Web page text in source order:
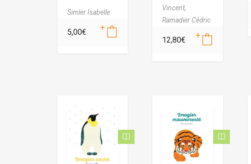
Simler Isabelle
5,00€
Vincent,
Ramadier Cédric
12,80€